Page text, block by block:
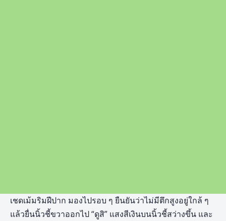
เชดเม้มริมฝีปาก มองไปรอบ ๆ ยืนยันว่าไม่มีตึกสูงอยู่ใกล้ ๆ
แล้วยื่นนิ้วชี้ขวาออกไป “ดูสิ” แสงสีเงินบนนิ้วชี้สว่างขึ้น และ